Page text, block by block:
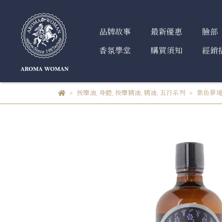
品牌故事 最新優惠
臉部
香氛學堂
購買須知 經銷
按摩油 身體 按摩精油 精油 五行系列 紫色夢